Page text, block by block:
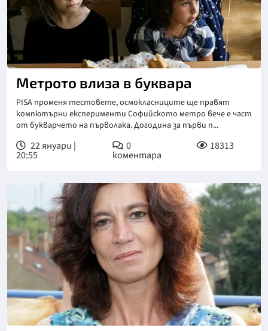
Метрото влиза в буквара
PISA променя тестовете, осмокласниците ще правят
компютърни експерименти Софийското метро вече е част
от букварчето на първолака. Догодина за първи п...
22 януари |
20:55
0
коментара
18313